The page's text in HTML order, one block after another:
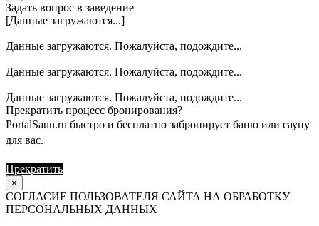
Задать вопрос в заведение
[Данные загружаются...]
Данные загружаются. Пожалуйста, подождите...
Данные загружаются. Пожалуйста, подождите...
Данные загружаются. Пожалуйста, подождите...
Прекратить процесс бронирования?
PortalSaun.ru быстро и бесплатно забронирует баню или сауну
для вас.
Прекратить
×
СОГЛАСИЕ ПОЛЬЗОВАТЕЛЯ САЙТА НА ОБРАБОТКУ
ПЕРСОНАЛЬНЫХ ДАННЫХ